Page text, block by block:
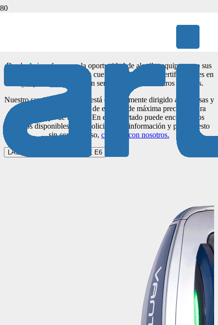
DesdeAriesofrecemos la oportunidad de alquilar equipos para sus
proyectos. Nuestros equipos cuentan con todas las certificaciones en
vigor y si lo desea pueden ser operados por nuestros técnicos.
Nuestro servicio de alquiler está especialmente dirigido a empresas y
particulares que necesiten de equipos de máxima precisión para
cualquier tipo de trabajo. En este apartado puede encontrar los
equipos disponibles. Para solicitar más información y presupuesto
sin compromiso, contacte con nosotros.
LASER TRACKER VANTAGE E6